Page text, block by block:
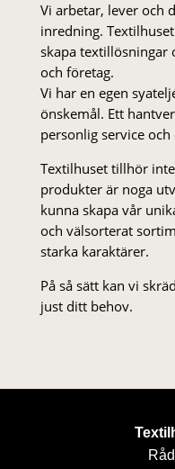
Vi arbetar, lever och
inredning.
skapa textillösningar
och företag.
Vi har en egen
önskemål. Ett
personlig service
Textilhuset tillhör
produkter är noga
kunna skapa vår
och välsorterat
starka karaktärer.
På så sätt kan vi
just ditt behov.